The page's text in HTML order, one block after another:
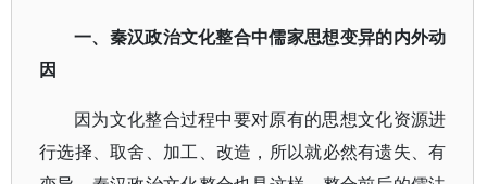
一、秦汉政治文化整合中儒家思想变异的内外动
因
因为文化整合过程中要对原有的思想文化资源进
行选择、取舍、加工、改造，所以就必然有遗失、有